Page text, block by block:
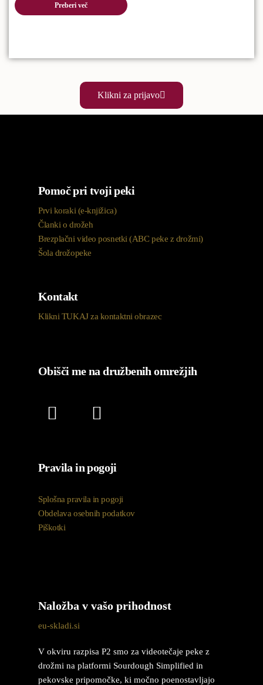
Preberi več
Klikni za prijavo
Pomoč pri tvoji peki
Prvi koraki (e-knjižica)
Članki o drožeh
Brezplačni video posnetki (ABC peke z drožmi)
Šola drožopeke
Kontakt
Klikni TUKAJ za kontaktni obrazec
Obišči me na družbenih omrežjih
Pravila in pogoji
Splošna pravila in pogoji
Obdelava osebnih podatkov
Piškotki
Naložba v vašo prihodnost
eu-skladi.si
V okviru razpisa P2 smo za videotečaje peke z
drožmi na platformi Sourdough Simplified in
pekovske pripomočke, ki močno poenostavljajo